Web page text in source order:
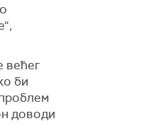
већег
би
доводи